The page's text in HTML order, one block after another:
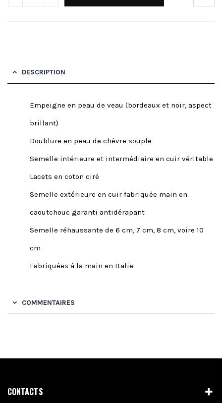
DESCRIPTION
Empeigne en peau de veau (bordeaux et noir, aspect
brillant)
Doublure en peau de chèvre souple
Semelle intérieure et intermédiaire en cuir véritable
Lacets en coton ciré
Semelle extérieure en cuir fabriquée main en
caoutchouc garanti antidérapant
Semelle réhaussante de 6 cm, 7 cm, 8 cm, voire 10
cm
Fabriquées à la main en Italie
COMMENTAIRES
CONTACTS